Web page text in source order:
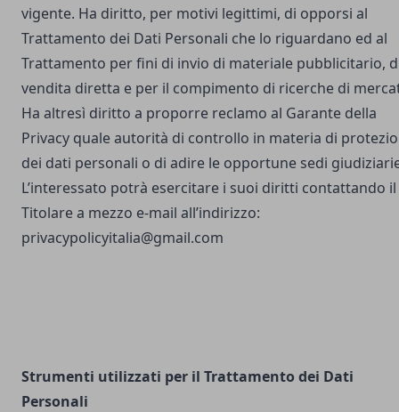
vigente. Ha diritto, per motivi legittimi, di opporsi al
Trattamento dei Dati Personali che lo riguardano ed al
Trattamento per fini di invio di materiale pubblicitario,
vendita diretta e per il compimento di ricerche di
Ha altresì diritto a proporre reclamo al Garante della
Privacy quale autorità di controllo in materia di
dei dati personali o di adire le opportune sedi
L’interessato potrà esercitare i suoi diritti contattando il
Titolare a mezzo e-mail all’indirizzo:
privacypolicyitalia@gmail.com
Strumenti utilizzati per il Trattamento dei Dati
Personali